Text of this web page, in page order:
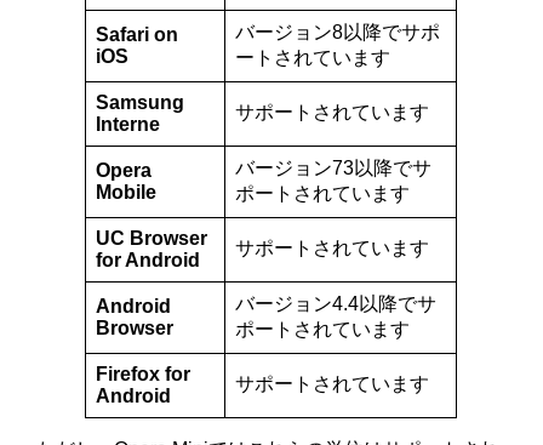
Safari on
iOS
バージョン8以降でサポ
ートされています
Samsung
Interne
サポートされています
Opera
Mobile
バージョン73以降でサ
ポートされています
UC Browser
for Android
サポートされています
Android
Browser
バージョン4.4以降でサ
ポートされています
Firefox for
Android
サポートされています